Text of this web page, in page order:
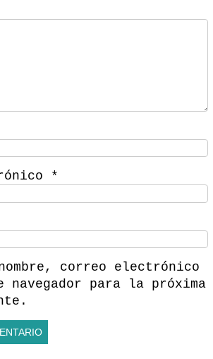
*
correo electrónico
navegador para la próxima